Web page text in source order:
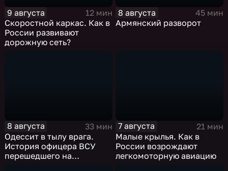
9 августа
12 мин
Скоростной каркас. Как в
России развивают
дорожную сеть?
8 августа
45 мин
Армянский разворот
8 августа
33 мин
Одессит в тылу врага.
История офицера ВСУ
перешедшего на
7 августа
21 мин
Малые крылья. Как в
России возрождают
легкомоторную авиацию